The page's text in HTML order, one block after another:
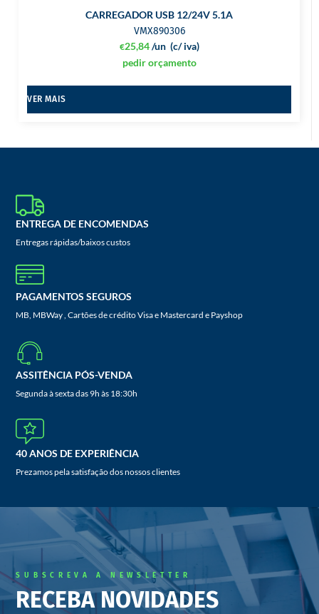
CARREGADOR USB 12/24V 5.1A
VMX890306
€25,84 (c/ iva)
/un
pedir orçamento
VER MAIS
ENTREGA DE ENCOMENDAS
Entregas rápidas/baixos custos
PAGAMENTOS SEGUROS
MB, MBWay , Cartões de crédito Visa e Mastercard e Payshop
ASSITÊNCIA PÓS-VENDA
Segunda à sexta das 9h às 18:30h
40 ANOS DE EXPERIÊNCIA
Prezamos pela satisfação dos nossos clientes
SUBSCREVA A NEWSLETTER
RECEBA NOVIDADES